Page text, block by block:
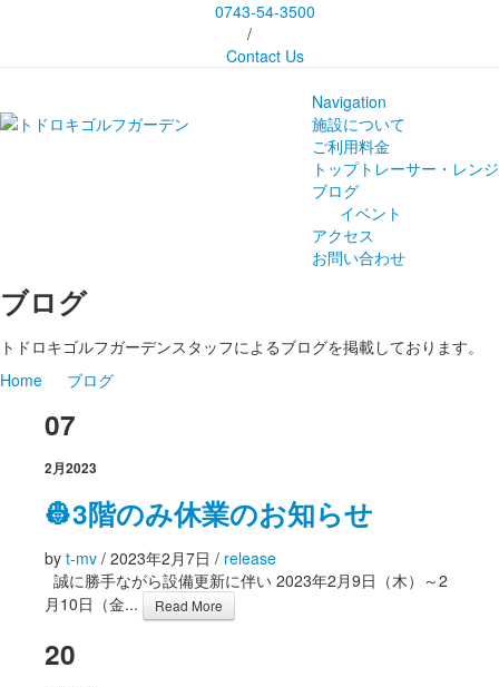
0743-54-3500
/
Contact Us
Navigation
施設について
ご利用料金
トップトレーサー・レンジ
ブログ
イベント
アクセス
お問い合わせ
ブログ
トドロキゴルフガーデンスタッフによるブログを掲載しております。
Home
ブログ
07
2月2023
👷3階のみ休業のお知らせ
by t-mv / 2023年2月7日 / release
誠に勝手ながら設備更新に伴い 2023年2月9日（木）～2
月10日（金...
Read More
20